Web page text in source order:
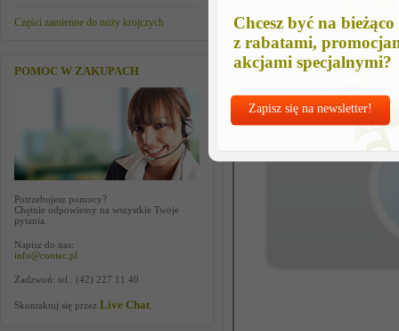
Chcesz być na bieżąco
z rabatami,
akcjami specjalnymi?
Zapisz się na newsletter!
Części zamienne do noży krojczych
POMOC W ZAKUPACH
Potrzebujesz pomocy?
Chętnie odpowiemy na wszystkie Twoje
pytania.
Napisz do nas:
info@contec.pl
Zadzwoń: tel.: (42) 227 11 40
Skontaktuj się przez Live Chat